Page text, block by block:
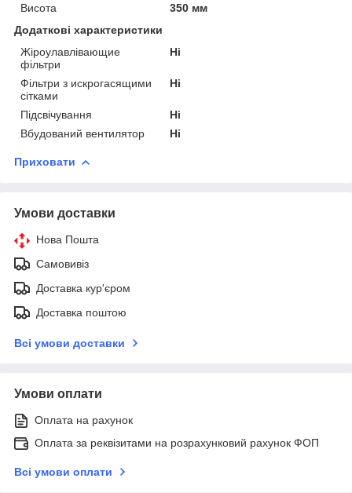
Висота
350 мм
Додаткові характеристики
Жіроулавлівающие
фільтри
Ні
Фільтри з искрогасящими
сітками
Ні
Підсвічування
Ні
Вбудований вентилятор
Ні
Приховати
Умови доставки
Нова Пошта
Самовивіз
Доставка кур'єром
Доставка поштою
Всі умови доставки
Умови оплати
Оплата на рахунок
Оплата за реквізитами на розрахунковий рахунок ФОП
Всі умови оплати